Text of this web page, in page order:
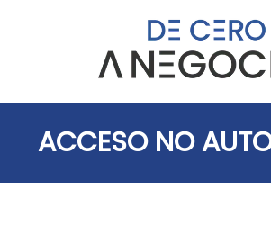
ACCESO NO